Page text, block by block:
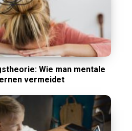
Wie man mentale
vermeidet